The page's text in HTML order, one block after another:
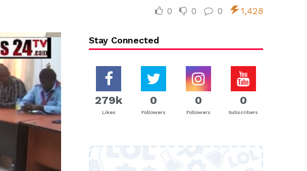
0 0 0 1,428
Stay Connected
279k
Likes
0
Followers
0
Followers
0
Subscribers